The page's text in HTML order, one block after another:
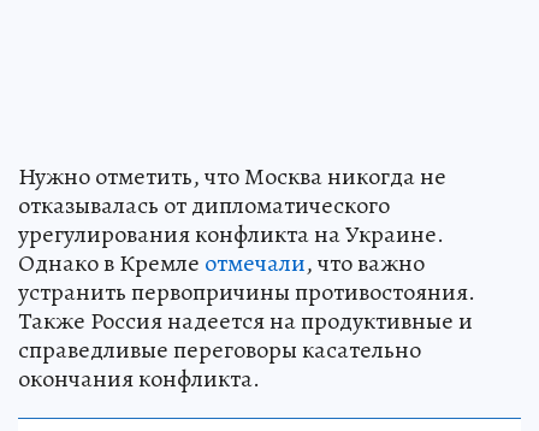
Нужно отметить, что Москва никогда не
отказывалась от дипломатического
урегулирования конфликта на Украине.
Однако в Кремле отмечали, что важно
устранить первопричины противостояния.
Также Россия надеется на продуктивные и
справедливые переговоры касательно
окончания конфликта.